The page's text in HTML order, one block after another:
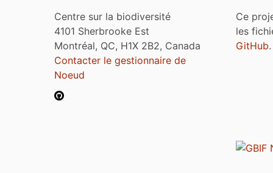
Centre sur la biodiversité
4101 Sherbrooke Est
Montréal, QC, H1X 2B2, Canada
Contacter le gestionnaire de
Noeud
Ce
les
GitHub.